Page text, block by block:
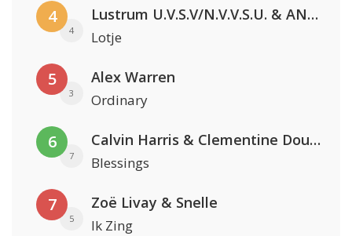
4
4
Lustrum U.V.S.V/N.V.V.S.U. & ANNO ONS & Jopke van Dobbenburgh & Roeland Beelen
Lotje
5
3
Alex Warren
Ordinary
6
7
Calvin Harris & Clementine Douglas
Blessings
7
5
Zoë Livay & Snelle
Ik Zing